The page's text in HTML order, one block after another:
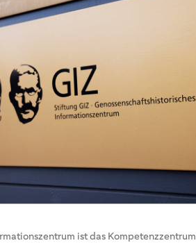
ist das Kompetenzzentrum